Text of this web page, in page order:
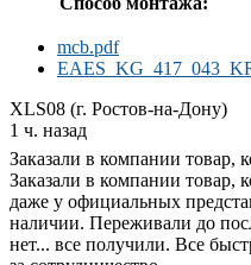
mcb.pdf
XLS08 (г. Ростов-на-Дону)
1 ч. назад
Заказали в компании
Заказали в компании
даже у официальных
наличии. Переживали до
нет... все получили. Все